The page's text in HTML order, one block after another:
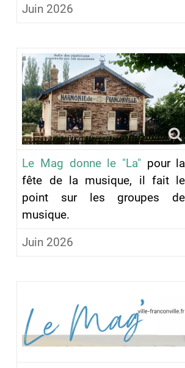
Juin 2026
Le Mag donne le "La" pour la
fête de la musique, il fait le
point sur les groupes de
musique.
Juin 2026